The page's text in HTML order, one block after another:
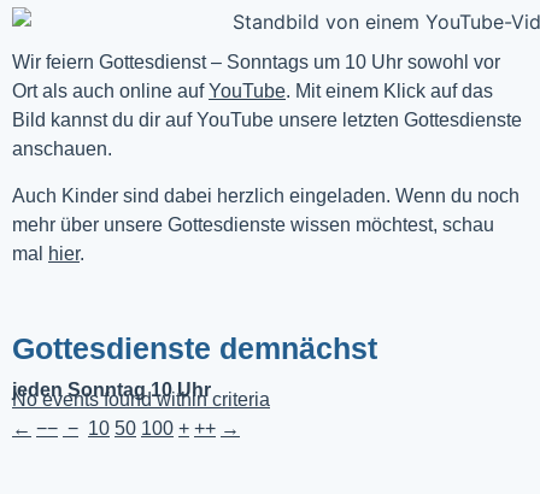
Wir feiern Gottesdienst – Sonntags um 10 Uhr sowohl vor
Ort als auch online auf YouTube. Mit einem Klick auf das
Bild kannst du dir auf YouTube unsere letzten Gottesdienste
anschauen.
Auch Kinder sind dabei herzlich eingeladen. Wenn du noch
mehr über unsere Gottesdienste wissen möchtest, schau
mal
hier.
Gottesdienste demnächst
jeden Sonntag 10 Uhr
No events found within criteria
← −− − 10 50 100 + ++ →